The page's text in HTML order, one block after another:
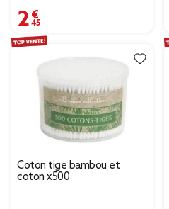
2,45 €
Coton tige bambou et
coton x500